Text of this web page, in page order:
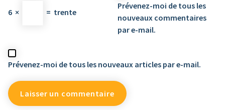
6 × = trente
Prévenez-moi de tous les
nouveaux commentaires
par e-mail.
Prévenez-moi de tous les nouveaux articles par e-mail.